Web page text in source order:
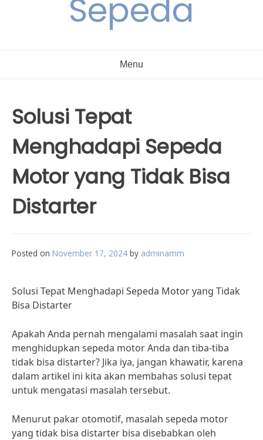
Sepeda
Menu
Solusi Tepat
Menghadapi Sepeda
Motor yang Tidak Bisa
Distarter
Posted on November 17, 2024 by adminamm
Solusi Tepat Menghadapi Sepeda Motor yang Tidak
Bisa Distarter
Apakah Anda pernah mengalami masalah saat ingin
menghidupkan sepeda motor Anda dan tiba-tiba
tidak bisa distarter? Jika iya, jangan khawatir, karena
dalam artikel ini kita akan membahas solusi tepat
untuk mengatasi masalah tersebut.
Menurut pakar otomotif, masalah sepeda motor
yang tidak bisa distarter bisa disebabkan oleh